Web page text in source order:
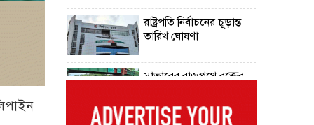
রাষ্ট্রপতি নির্বাচনের চূড়ান্ত
তারিখ ঘোষণা
সাভারের রাজপথে রক্তের
আগস্ট